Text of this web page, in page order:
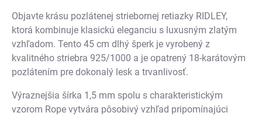
Objavte krásu pozlátenej striebornej retiazky RIDLEY,
ktorá kombinuje klasickú eleganciu s luxusným zlatým
vzhľadom. Tento 45 cm dlhý šperk je vyrobený z
kvalitného striebra 925/1000 a je opatrený 18-karátovým
pozlátením pre dokonalý lesk a trvanlivosť.
Výraznejšia šírka 1,5 mm spolu s charakteristickým
vzorom Rope vytvára pôsobivý vzhľad pripomínajúci